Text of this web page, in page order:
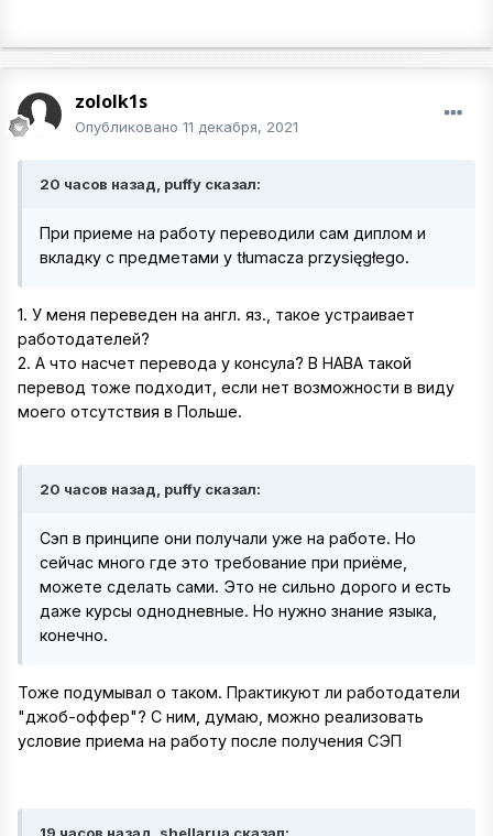
zololk1s
Опубликовано 11 декабря, 2021
20 часов назад, puffy сказал:
При приеме на работу переводили сам диплом и
вкладку с предметами у tłumacza przysięgłego.
1. У меня переведен на англ. яз., такое устраивает
работодателей?
2. А что насчет перевода у консула? В НАВА такой
перевод тоже подходит, если нет возможности в виду
моего отсутствия в Польше.
20 часов назад, puffy сказал:
Сэп в принципе они получали уже на работе. Но
сейчас много где это требование при приёме,
можете сделать сами. Это не сильно дорого и есть
даже курсы однодневные. Но нужно знание языка,
конечно.
Тоже подумывал о таком. Практикуют ли работодатели
"джоб-оффер"? С ним, думаю, можно реализовать
условие приема на работу после получения СЭП